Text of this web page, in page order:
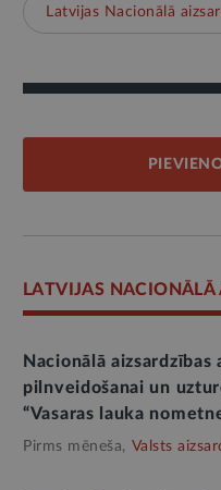
Latvijas Nacionālā
LATVIJAS
Nacionālā
pilnveidošanai un
“Vasaras lauka
Pirms mēneša, Valsts